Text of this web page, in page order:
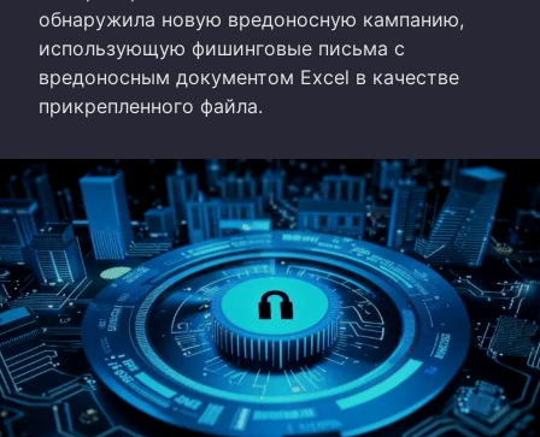
обнаружила новую вредоносную кампанию,
использующую фишинговые письма с
вредоносным документом Excel в качестве
прикрепленного файла.